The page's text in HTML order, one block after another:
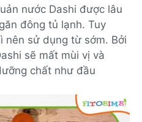
nước Dashi được lâu
đông tủ lạnh. Tuy
nên sử dụng từ sớm. Bởi
sẽ mất mùi vị và
chất như đầu